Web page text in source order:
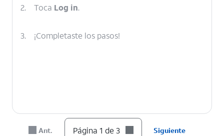
2. Toca Log in.
3. ¡Completaste los pasos!
Ant. Página 1 de 3 Siguiente